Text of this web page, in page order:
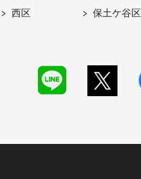
西区 保土ケ谷区